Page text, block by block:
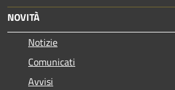
NOVITÀ
Notizie
Comunicati
Avvisi